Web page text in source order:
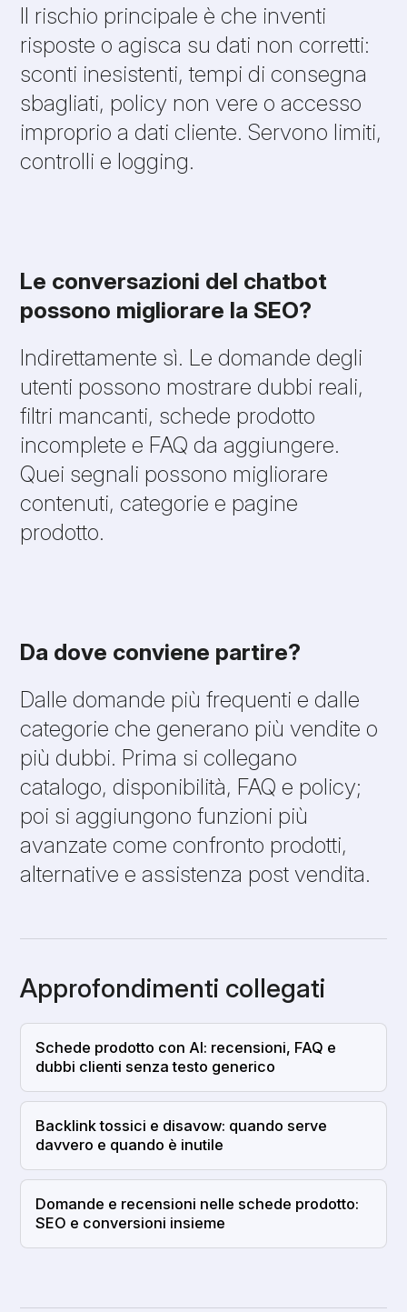
Il rischio principale è che inventi
risposte o agisca su dati non corretti:
sconti inesistenti, tempi di consegna
sbagliati, policy non vere o accesso
improprio a dati cliente. Servono limiti,
controlli e logging.
Le conversazioni del chatbot
possono migliorare la SEO?
Indirettamente sì. Le domande degli
utenti possono mostrare dubbi reali,
filtri mancanti, schede prodotto
incomplete e FAQ da aggiungere.
Quei segnali possono migliorare
contenuti, categorie e pagine
prodotto.
Da dove conviene partire?
Dalle domande più frequenti e dalle
categorie che generano più vendite o
più dubbi. Prima si collegano
catalogo, disponibilità, FAQ e policy;
poi si aggiungono funzioni più
avanzate come confronto prodotti,
alternative e assistenza post vendita.
Approfondimenti collegati
Schede prodotto con AI: recensioni, FAQ e
dubbi clienti senza testo generico
Backlink tossici e disavow: quando serve
davvero e quando è inutile
Domande e recensioni nelle schede prodotto:
SEO e conversioni insieme